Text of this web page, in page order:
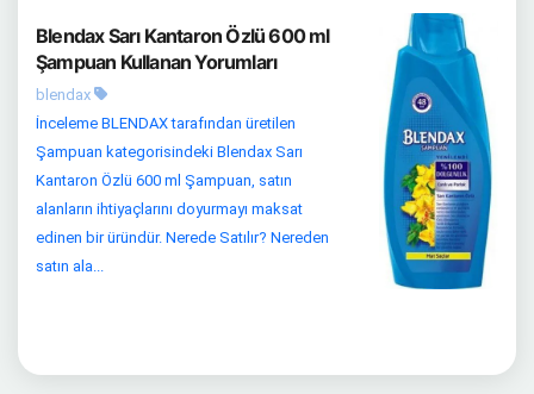
Blendax Sarı Kantaron Özlü 600 ml
Şampuan Kullanan Yorumları
blendax
İnceleme BLENDAX tarafından üretilen
Şampuan kategorisindeki Blendax Sarı
Kantaron Özlü 600 ml Şampuan, satın
alanların ihtiyaçlarını doyurmayı maksat
edinen bir üründür. Nerede Satılır? Nereden
satın ala...